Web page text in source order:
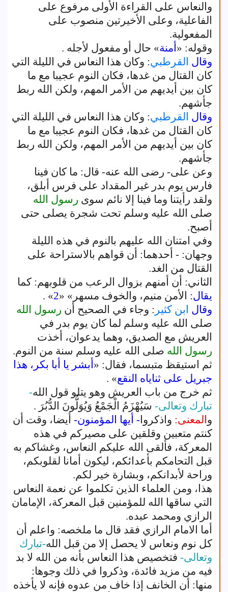
والنعاس على القراءة الأولى مرفوع على
الفاعلية، وعلى الأخيرتين منصوب على
المفعولية.
وقوله: « أمنة» حال أو مفعول لأجله .
وقال القرطبي: وكان هذا النعاس في الليلة التي
كان القتال من غدها، فكان النوم عجيبا مع ما
كان بين أيديهم من الأمر المهم، ولكن الله ربط
جأشهم.
وقال القرطبي: وكان هذا النعاس في الليلة التي
كان القتال من غدها، فكان النوم عجيبا مع ما
كان بين أيديهم من الأمر المهم، ولكن الله ربط
جأشهم.
وعن على- رضى الله عنه- قال: ما كان فينا
فارس يوم بدر غير المقداد على فرس أبلق،
ولقد رأيتنا وما فينا إلا نائم سوى رسول الله
صلى الله عليه وسلم تحت شجرة يصلى حتى
أصبح.
وفي امتنان الله عليهم بالنوم في هذه الليلة
وجهان: - أحدهما: أن قواهم بالاستراحة على
القتال من الغد.
الثاني: أن أمنهم بزوال الرعب من قلوبهم: كما
يقال: الأمن منيم، والخوف مسهر» «2
» .
وقال ابن كثير : وجاء في الصحيح أن رسول الله
صلى الله عليه وسلم لما كان يوم بدر في
العريش مع الصديق، وهما يدعوان، أخذت
رسول الله صلى الله عليه وسلم سنة من النوم.
ثم استيقظ متبسما، فقال: « أبشر يا أبا بكر، هذا
جبريل على ثناياه النقع» .
ثم خرج من باب العريش وهو يتلو قول الله-
تبارك وتعالى- سَيُهْزَمُ الْجَمْعُ وَيُوَلُّونَ الدُّبُرَ .
و المعنى: واذكروا - أيها المؤمنون- أيضا، وقت أن
كنتم متعبين وقلقين على مصيركم في هذه
المعركة، فألقى الله عليكم النعاس، وغشاكم به
قبل التحامكم بأعدائكم، ليكون أمانا لقلوبكم،
وراحة لأبدانكم، وبشارة خير لكم.
هذا، ومن العلماء الذين تكلموا عن نعمة النعاس
التي ساقها الله للمؤمنين قبل المعركة، الإمامان
الرازي ومحمد عبده.
أما الامام الرازي فقد قال ما ملخصه: واعلم أن
كل نوم ونعاس لا يحصل إلا من قبل الله-تبارك
وتعالى- فتخصيص هذا النعاس بأنه من الله لا بد
فيه من مزيد فائدة، وذكروا في ذلك وجوها:
منها: أن الخانف إذا خاف من عدوه فإنه لا يأخذه